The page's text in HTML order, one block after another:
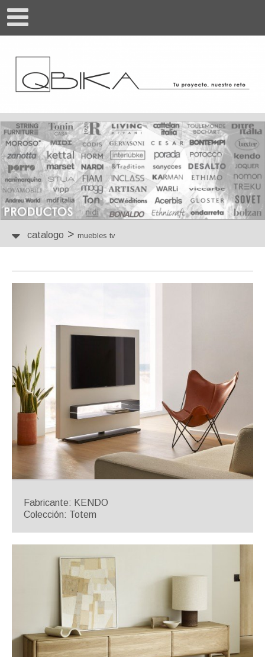
catalogo > muebles tv
Fabricante: KENDO
Colección: Totem